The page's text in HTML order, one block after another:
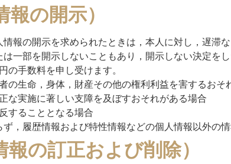
の開示）
報の開示を求められたときは，本人に対し，遅滞
一部を開示しないこともあり，開示しない決定を
の手数料を申し受けます。
の生命，身体，財産その他の権利利益を害するおそ
な実施に著しい支障を及ぼすおそれがある場合
することとなる場合
，履歴情報および特性情報などの個人情報以外の
の訂正および削除）